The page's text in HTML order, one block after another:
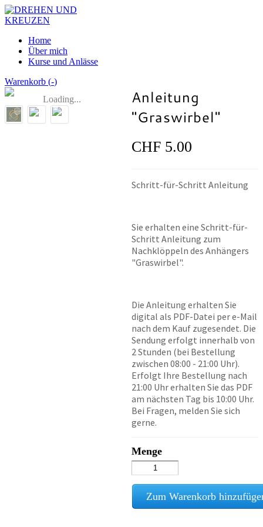
Home
Über mich
Kurse und Anlässe
Warenkorb (-)
Loading...
Anleitung
"Graswirbel"
CHF 5.00
Schritt-für-Schritt Anleitung
Sie erhalten eine Schritt-für-
Schritt Anleitung zum
Nachklöppeln des Anhängers
"Graswirbel".
Die Anleitung erhalten Sie
digital als PDF-Datei per e-Mail
nach dem Kauf zugesendet. Die
Sendung erfolgt innerhalb von
2 Stunden (bei Bestellung
zwischen 08:00 - 21:00 Uhr).
Erfolgt Ihre Bestellung nach
21:00 Uhr erhalten Sie das PDF
am nächsten Tag bis 10:00 Uhr.
Bei Fragen, melden Sie sich
gerne.
Menge
Zum Warenkorb